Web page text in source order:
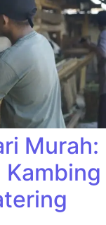
Murah:
Kambing